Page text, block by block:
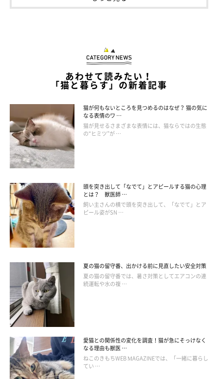
猫は縄張り意識をもつ、警戒心の高い動物です。このため、縄張
りに侵入した人には高い警戒心を抱くのが普通です。猫が離れた
ところにいるときは、その距離を保つことが猫にとって安心でき
るのでしょう。無理に距離を縮めることは避け、猫の気持ちを尊
重しましょう。
あわせて読みたい！
「猫と暮らす」の新着記事
猫が何もないところを見つめるのはなぜ？ 猫の気に
なる表情のワ …
猫が見せるさまざまな表情には、猫ならではの生態
の“ヒミツ”が …
頭を突き出して「なでて」とアピールする猫の心理
とは？ 獣医師 …
飼い主さんの横で頭を突き出して、「なでて」とア
ピール姿がSN …
夏の猫の留守番、出かける前に見直したい安全対策
夏の猫の留守番では、暑さ対策としてエアコンの連
続運転や水の複 …
愛猫との関係性の変化を調査！猫が急にそっけなく
なる理由も獣医 …
ねこのきもちWEB MAGAZINEでは、「一緒に暮らし
てい …